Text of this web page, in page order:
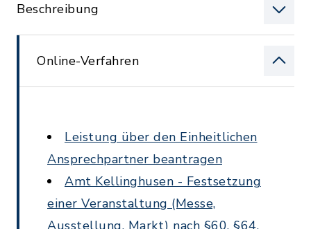
Beschreibung
Online-Verfahren
Leistung über den Einheitlichen
Ansprechpartner beantragen
Amt Kellinghusen - Festsetzung
einer Veranstaltung (Messe,
Ausstellung, Markt) nach §60, §64,